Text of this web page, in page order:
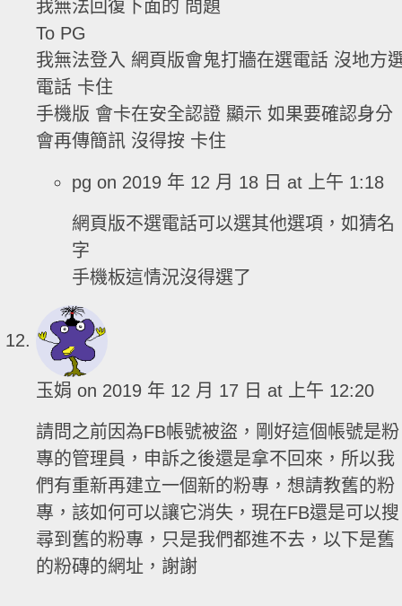
我無法回復下面的 問題
To PG
我無法登入 網頁版會鬼打牆在選電話 沒地方
電話 卡住
手機版 會卡在安全認證 顯示 如果要確認身分
會再傳簡訊 沒得按 卡住
pg on 2019 年 12 月 18 日 at 上午 1:18
網頁版不選電話可以選其他選項，如猜名
字
手機板這情況沒得選了
玉娟 on 2019 年 12 月 17 日 at 上午 12:20
請問之前因為FB帳號被盜，剛好這個帳號是粉
專的管理員，申訴之後還是拿不回來，所以我
們有重新再建立一個新的粉專，想請教舊的粉
專，該如何可以讓它消失，現在FB還是可以搜
尋到舊的粉專，只是我們都進不去，以下是舊
的粉磚的網址，謝謝